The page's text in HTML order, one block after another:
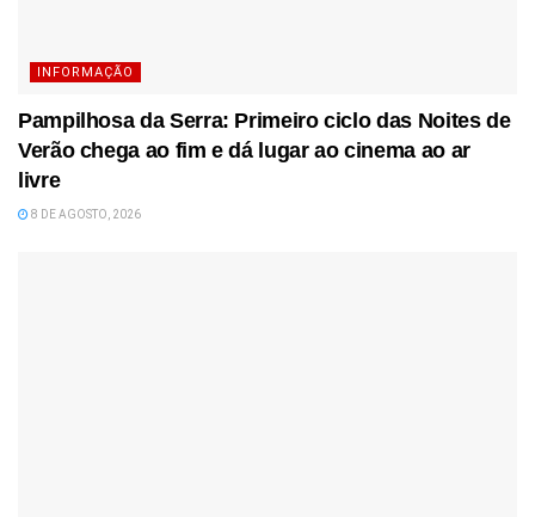
INFORMAÇÃO
Pampilhosa da Serra: Primeiro ciclo das Noites de
Verão chega ao fim e dá lugar ao cinema ao ar
livre
8 DE AGOSTO, 2026